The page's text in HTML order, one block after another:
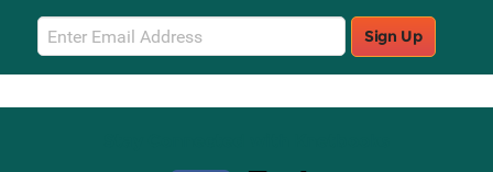
Email
Sign
Up
Sign Up